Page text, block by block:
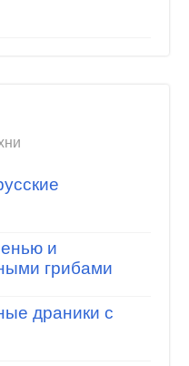
и
грибами
драники с